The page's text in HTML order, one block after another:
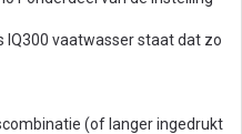
IQ300 vaatwasser staat dat zo
(of langer ingedrukt